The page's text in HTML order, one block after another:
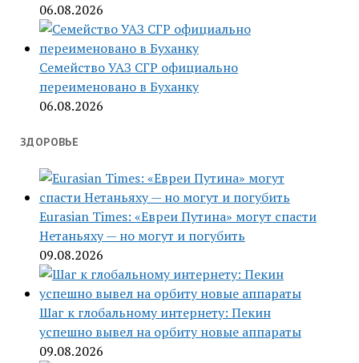
06.08.2026
Семейство УАЗ СГР официально
переименовано в Буханку
06.08.2026
ЗДОРОВЬЕ
Eurasian Times: «Евреи Путина» могут спасти
Нетаньяху — но могут и погубить
09.08.2026
Шаг к глобальному интернету: Пекин
успешно вывел на орбиту новые аппараты
09.08.2026